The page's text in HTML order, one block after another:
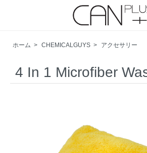
ホーム > CHEMICALGUYS > アクセサリー
4 In 1 Microfiber